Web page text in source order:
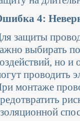
4:
защиты
выбирать
но и
проводить
монтаже